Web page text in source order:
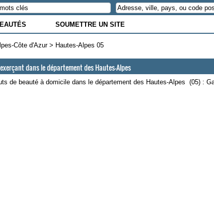
SOUMETTRE UN SITE
Côte d'Azur > Hautes-Alpes 05
dans le département des Hautes-Alpes
de beauté à domicile dans le département des Hautes-Alpes (05) :